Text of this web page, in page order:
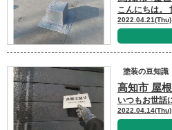
2022.04.21(Thu)
2022.04.14(Thu)
塗装の豆知識